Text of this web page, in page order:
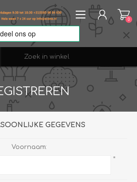
0
GEGEVENS
Voornaam:
*